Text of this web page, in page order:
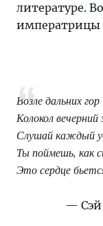
литературе.
императрицы
Возле дальних гор
Колокол вечерний
Слушай каждый
Ты поймешь, как
Это сердце